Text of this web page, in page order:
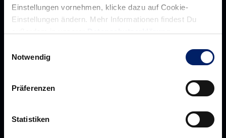
Einstellungen vornehmen, klicke dazu auf Cookie-
Einstellungen ändern. Mehr Informationen findest Du
Notwendig
Präferenzen
Statistiken
Über
Navigation
Über uns
Historie